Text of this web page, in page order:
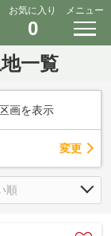
お気に入り
0
メニュー
一覧
区画を表示
変更